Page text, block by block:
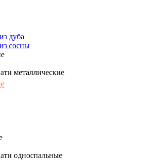
дуба
сосны
металлические
односпальные